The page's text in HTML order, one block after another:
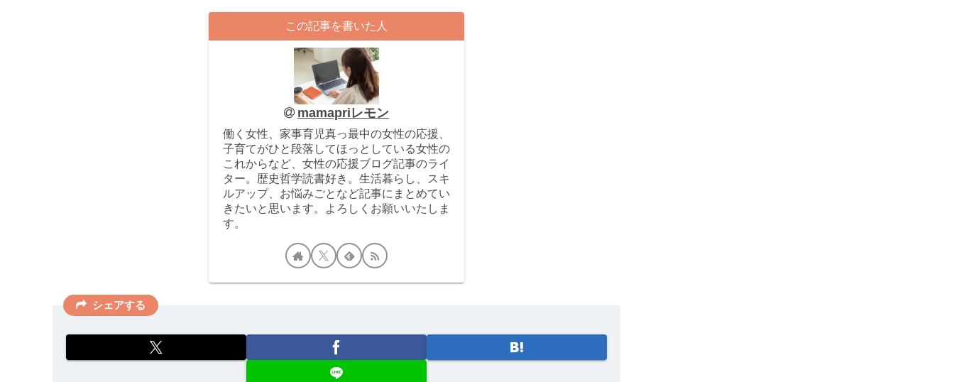
この記事を書いた人
mamapriレモン
働く女性、家事育児真っ最中の女性の応援、
子育てがひと段落してほっとしている女性の
これからなど、女性の応援ブログ記事のライ
ター。歴史哲学読書好き。生活暮らし、スキ
ルアップ、お悩みごとなど記事にまとめてい
きたいと思います。よろしくお願いいたしま
す。
シェアする